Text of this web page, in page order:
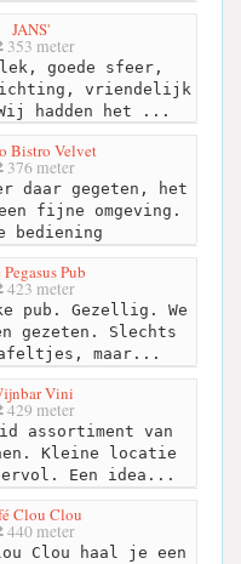
JANS'
353 meter
goede sfeer,
vriendelijk
hadden het ...
Bistro Velvet
376 meter
daar gegeten, het
fijne omgeving.
bediening
Pub
423 meter
pub. Gezellig. We
gezeten. Slechts
maar...
Vini
429 meter
assortiment van
Kleine locatie
Een idea...
Clou Clou
440 meter
Clou haal je een